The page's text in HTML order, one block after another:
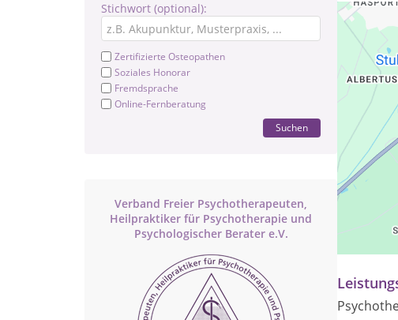
Stichwort (optional):
Zertifizierte Osteopathen
Soziales Honorar
Fremdsprache
Online-Fernberatung
Suchen
Verband Freier Psychotherapeuten,
Heilpraktiker für Psychotherapie und
Psychologischer Berater e.V.
Nach